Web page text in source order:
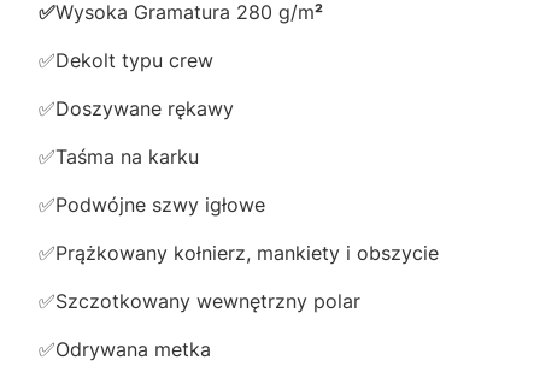
✅️Wysoka Gramatura 280 g/m²
✅️Dekolt typu crew
✅️Doszywane rękawy
✅️Taśma na karku
✅️Podwójne szwy igłowe
✅️Prążkowany kołnierz, mankiety i obszycie
✅️Szczotkowany wewnętrzny polar
✅️Odrywana metka